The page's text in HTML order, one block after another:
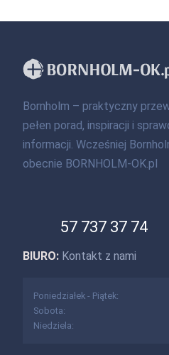
Bornholm – praktyczny
pełen porad, inspiracji i
informacji. Wcześniej
obecnie BORNHOLM-OK.pl
57 737 37 74
BIURO: Kontakt z nami
Poniedziałek - Piątek:
Sobota:
Niedziela: